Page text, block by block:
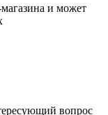
и может
вопрос